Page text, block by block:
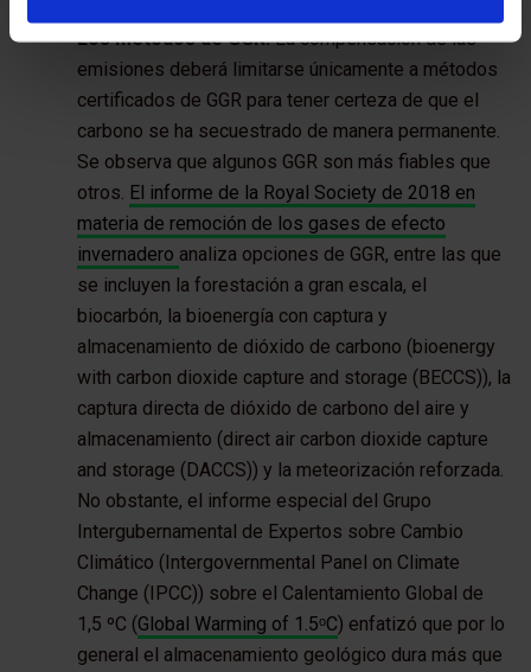
Los métodos de GGR:La compensación de las
emisiones deberá limitarse únicamente a métodos
certificados de GGR para tener certeza de que el
carbono se ha secuestrado de manera permanente.
Se observa que algunos GGR son más fiables que
otros. El informe de la Royal Society de 2018 en
materia de remoción de los gases de efecto
invernadero analiza opciones de GGR, entre las que
se incluyen la forestación a gran escala, el
biocarbón, la bioenergía con captura y
almacenamiento de dióxido de carbono (bioenergy
with carbon dioxide capture and storage (BECCS)), la
captura directa de dióxido de carbono del aire y
almacenamiento (direct air carbon dioxide capture
and storage (DACCS)) y la meteorización reforzada.
No obstante, el informe especial del Grupo
Intergubernamental de Expertos sobre Cambio
Climático (Intergovernmental Panel on Climate
Change (IPCC)) sobre el Calentamiento Global de
1,5 ºC (Global Warming of 1.5ᵒC) enfatizó que por lo
general el almacenamiento geológico dura más que